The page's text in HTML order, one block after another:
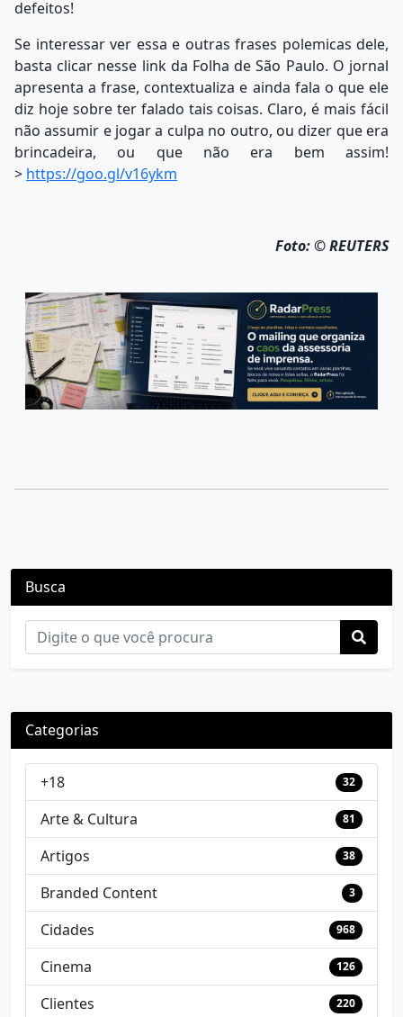
defeitos!
Se interessar ver essa e outras frases polemicas dele,
basta clicar nesse link da Folha de São Paulo. O jornal
apresenta a frase, contextualiza e ainda fala o que ele
diz hoje sobre ter falado tais coisas. Claro, é mais fácil
não assumir e jogar a culpa no outro, ou dizer que era
brincadeira, ou que não era bem assim!
> https://goo.gl/v16ykm
Foto: © REUTERS
Busca
Categorias
+18 32
Arte & Cultura 81
Artigos 38
Branded Content 3
Cidades 968
Cinema 126
Clientes 220